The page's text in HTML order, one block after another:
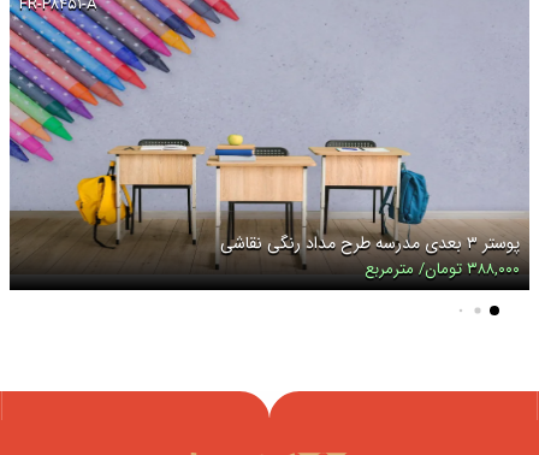
پوستر ۳ بعدی مدرسه طرح مداد رنگی نقاشی
۳۸۸,۰۰۰ تومان/ مترمربع